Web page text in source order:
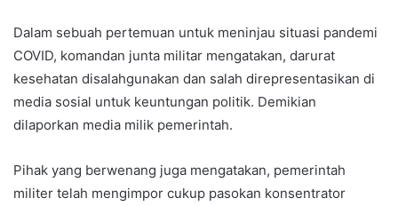
Dalam sebuah pertemuan untuk meninjau situasi pandemi
COVID, komandan junta militar mengatakan, darurat
kesehatan disalahgunakan dan salah direpresentasikan di
media sosial untuk keuntungan politik. Demikian
dilaporkan media milik pemerintah.
Pihak yang berwenang juga mengatakan, pemerintah
militer telah mengimpor cukup pasokan konsentrator